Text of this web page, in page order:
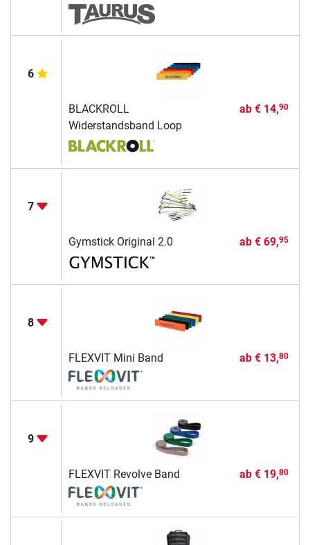
6
BLACKROLL
Widerstandsband Loop
ab € 14,90
7
Gymstick Original 2.0 ab € 69,95
8
FLEXVIT Mini Band ab € 13,80
9
FLEXVIT Revolve Band ab € 19,80